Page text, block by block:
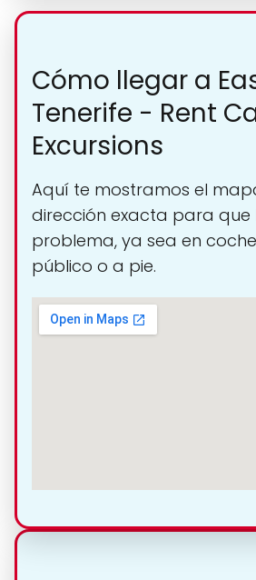
Cómo llegar a
Tenerife - Rent
Excursions
Aquí te mostramos el
dirección exacta para que
problema, ya sea en
público o a pie.